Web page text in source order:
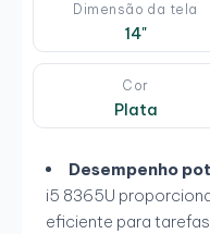
Dimensão da tela
14"
Cor
Plata
Desempenho
i5 8365U
eficiente para